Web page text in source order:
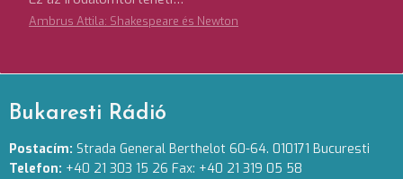
Ambrus Attila: Shakespeare és Newton
Bukaresti Rádió
Postacím: Strada General Berthelot 60-64. 010171 Bucuresti
Telefon: +40 21 303 15 26 Fax: +40 21 319 05 58